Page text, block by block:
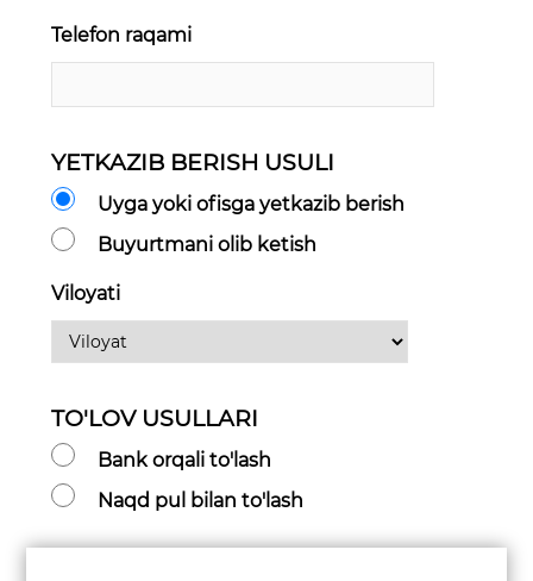
Telefon raqami
YETKAZIB BERISH USULI
Uyga yoki ofisga yetkazib berish
Buyurtmani olib ketish
Viloyati
TO'LOV USULLARI
Bank orqali to'lash
Naqd pul bilan to'lash